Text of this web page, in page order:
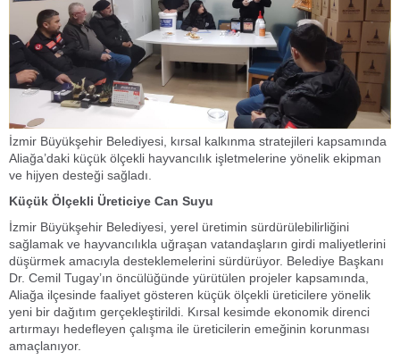
İzmir Büyükşehir Belediyesi, kırsal kalkınma stratejileri kapsamında
Aliağa’daki küçük ölçekli hayvancılık işletmelerine yönelik ekipman
ve hijyen desteği sağladı.
Küçük Ölçekli Üreticiye Can Suyu
İzmir Büyükşehir Belediyesi, yerel üretimin sürdürülebilirliğini
sağlamak ve hayvancılıkla uğraşan vatandaşların girdi maliyetlerini
düşürmek amacıyla desteklemelerini sürdürüyor. Belediye Başkanı
Dr. Cemil Tugay’ın öncülüğünde yürütülen projeler kapsamında,
Aliağa ilçesinde faaliyet gösteren küçük ölçekli üreticilere yönelik
yeni bir dağıtım gerçekleştirildi. Kırsal kesimde ekonomik direnci
artırmayı hedefleyen çalışma ile üreticilerin emeğinin korunması
amaçlanıyor.